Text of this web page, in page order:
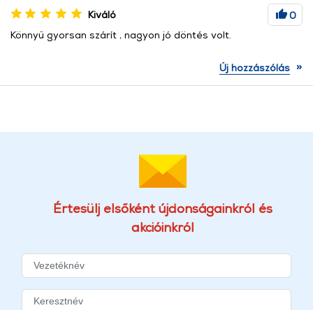
Kiváló
0
Könnyű gyorsan szárít , nagyon jó döntés volt.
Új hozzászólás »
Értesülj elsőként újdonságainkról és
akcióinkról